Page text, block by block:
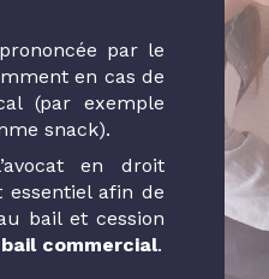
par le
en cas de
(par exemple
snack).
en droit
afin de
bail et cession
commercial.